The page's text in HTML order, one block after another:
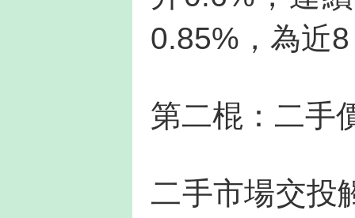
0.85%，為近
第二棍：二手
二手市場交投